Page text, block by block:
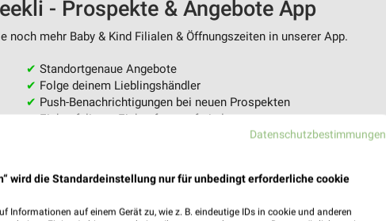
- Prospekte & Angebote App
noch mehr Baby & Kind Filialen & Öffnungszeiten in unserer App.
✔ Standortgenaue Angebote
✔ Folge deinem Lieblingshändler
✔ Push-Benachrichtigungen bei neuen Prospekten
✔Einkaufsliste - Einkauf stressfrei planen
Datenschutzbestimmungen
wird die Standardeinstellung nur für unbedingt erforderliche cookie
Informationen auf einem Gerät zu, wie z. B. eindeutige IDs in cookie und anderen